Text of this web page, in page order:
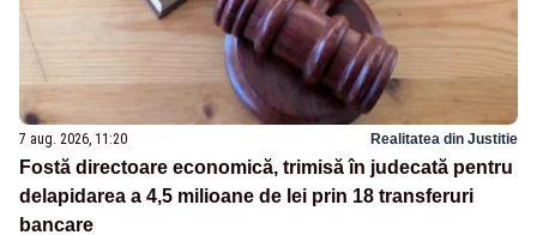
7 aug. 2026, 11:20 Realitatea din Justitie
Fostă directoare economică, trimisă în judecată pentru
delapidarea a 4,5 milioane de lei prin 18 transferuri
bancare